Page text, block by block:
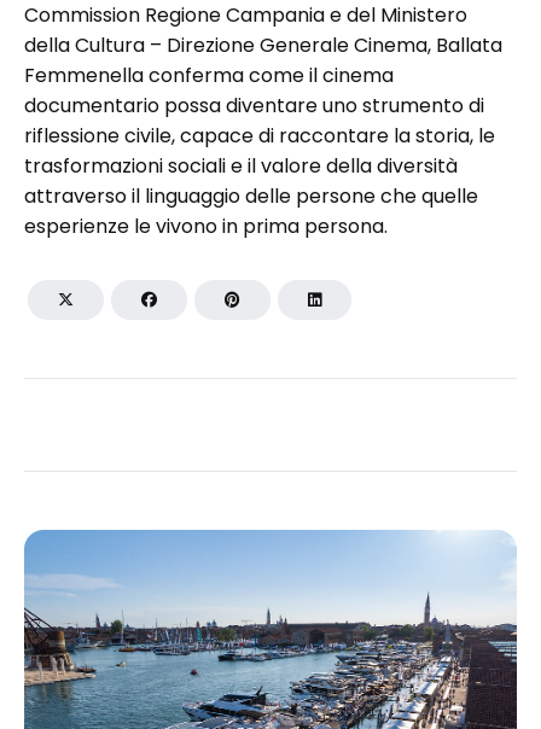
Commission Regione Campania e del Ministero
della Cultura – Direzione Generale Cinema, Ballata
Femmenella conferma come il cinema
documentario possa diventare uno strumento di
riflessione civile, capace di raccontare la storia, le
trasformazioni sociali e il valore della diversità
attraverso il linguaggio delle persone che quelle
esperienze le vivono in prima persona.